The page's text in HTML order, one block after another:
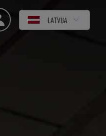
LATVIJA